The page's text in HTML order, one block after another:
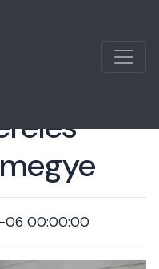
06 00:00:00